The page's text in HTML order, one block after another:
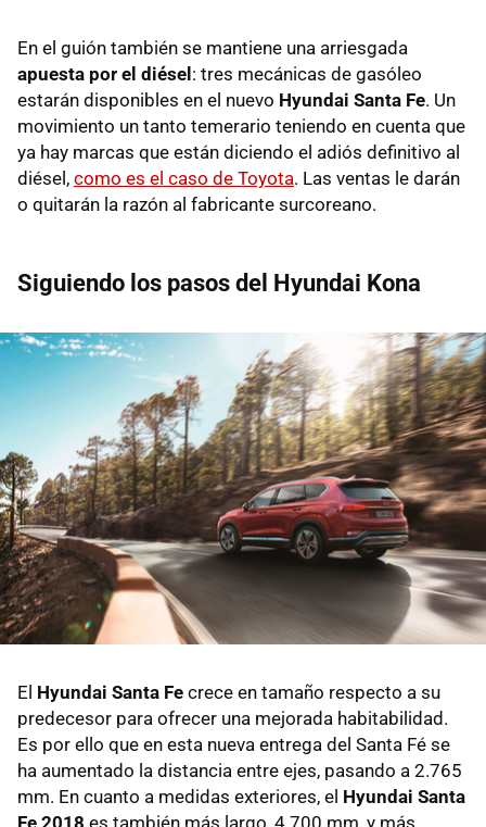
En el guión también se mantiene una arriesgada
apuesta por el diésel: tres mecánicas de gasóleo
estarán disponibles en el nuevo Hyundai Santa Fe. Un
movimiento un tanto temerario teniendo en cuenta que
ya hay marcas que están diciendo el adiós definitivo al
diésel, como es el caso de Toyota. Las ventas le darán
o quitarán la razón al fabricante surcoreano.
Siguiendo los pasos del Hyundai Kona
El Hyundai Santa Fe crece en tamaño respecto a su
predecesor para ofrecer una mejorada habitabilidad.
Es por ello que en esta nueva entrega del Santa Fé se
ha aumentado la distancia entre ejes, pasando a 2.765
mm. En cuanto a medidas exteriores, el Hyundai Santa
Fe 2018 es también más largo, 4.700 mm, y más